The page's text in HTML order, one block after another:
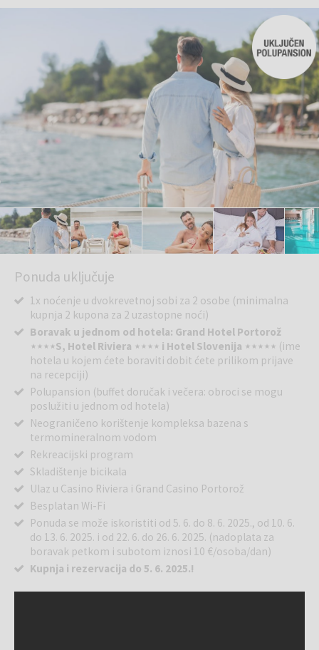
Ponuda uključuje
1x noćenje u dvokrevetnoj sobi za 2 osobe (minimalna
kupnja 2 kupona za 2 uzastopne noći)
Boravak u jednom od hotela: Grand Hotel Portorož
⋆⋆⋆⋆S, Hotel Riviera ⋆⋆⋆⋆ i Hotel Slovenija ⋆⋆⋆⋆⋆ (ime
hotela u kojem ćete boraviti dobit ćete prilikom prijave
na recepciji)
Polupansion (buffet doručak i večera: obroci se mogu
poslužiti u jednom od hotela)
Neograničeno korištenje kompleksa bazena s
termomineralnom vodom
Rekreacijski program
Skladištenje bicikala
Ulaz u Casino Riviera i Grand Casino Portorož
Besplatan Wi-Fi
Ponuda se može iskoristiti od 5. 6. do 8. 6. 2025., od 10. 6.
do 13. 6. 2025. i od 22. 6. do 26. 6. 2025. (nadoplata za
boravak petkom i subotom iznosi 10 €/osoba/dan)
Kupnja i rezervacija do 5. 6. 2025.!